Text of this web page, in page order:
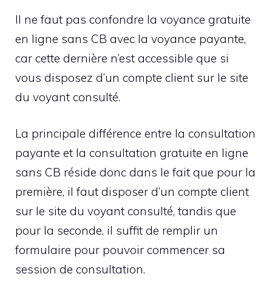
Il ne faut pas confondre la voyance gratuite
en ligne sans CB avec la voyance payante,
car cette dernière n’est accessible que si
vous disposez d’un compte client sur le site
du voyant consulté.
La principale différence entre la consultation
payante et la consultation gratuite en ligne
sans CB réside donc dans le fait que pour la
première, il faut disposer d’un compte client
sur le site du voyant consulté, tandis que
pour la seconde, il suffit de remplir un
formulaire pour pouvoir commencer sa
session de consultation.